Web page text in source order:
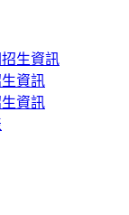
生資訊
資訊
資訊